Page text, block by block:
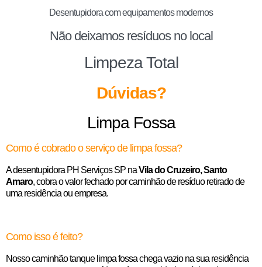
Desentupidora com equipamentos modernos
Não deixamos resíduos no local
Limpeza Total
Dúvidas?
Limpa Fossa
Como é cobrado o serviço de limpa fossa?
A desentupidora PH Serviços SP naVila do Cruzeiro, Santo
Amaro, cobra o valor fechado por caminhão de resíduo retirado de
uma residência ou empresa.
Como isso é feito?
Nosso caminhão tanque limpa fossa chega vazio na sua residência